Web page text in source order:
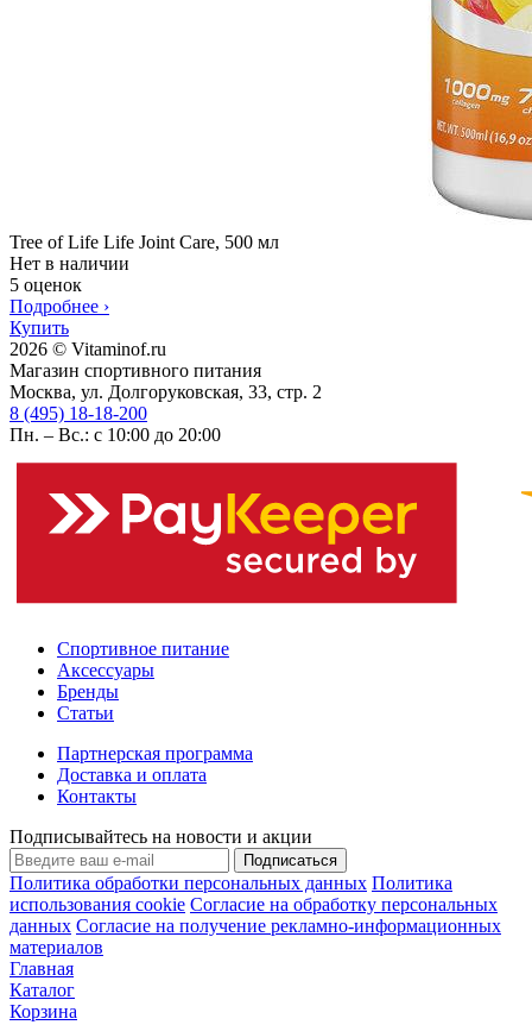
Tree of Life Life Joint Care, 500 мл
Нет в наличии
5 оценок
Подробнее ›
Купить
2026 © Vitaminof.ru
Магазин спортивного питания
Москва, ул. Долгоруковская, 33, стр. 2
8 (495) 18-18-200
Пн. – Вс.: с 10:00 до 20:00
Спортивное питание
Аксессуары
Бренды
Статьи
Партнерская программа
Доставка и оплата
Контакты
Подписывайтесь на новости и акции
Подписаться
Политика обработки персональных данных Политика
использования cookie Согласие на обработку персональных
данных Согласие на получение рекламно-информационных
материалов
Главная
Каталог
Корзина